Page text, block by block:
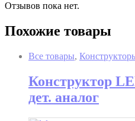
Отзывов пока нет.
Похожие товары
Все товары,
Конструктор
дет. аналог